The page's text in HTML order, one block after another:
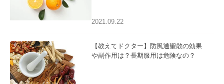
2021.09.22
【教えてドクター】防風通聖散の効果
や副作用は？長期服用は危険なの？